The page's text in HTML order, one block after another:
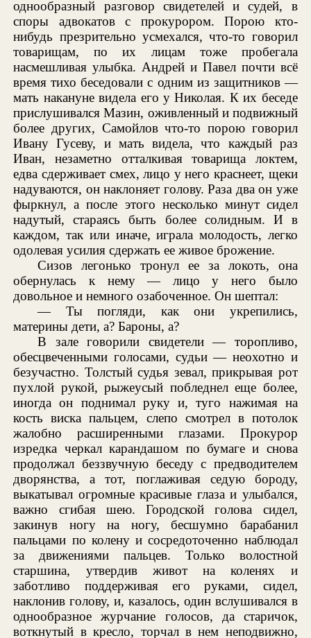
однообразный разговор свидетелей и судей, в
споры адвокатов с прокурором. Порою кто-
нибудь презрительно усмехался, что-то говорил
товарищам, по их лицам тоже пробегала
насмешливая улыбка. Андрей и Павел почти всё
время тихо беседовали с одним из защитников —
мать накануне видела его у Николая. К их беседе
прислушивался Мазин, оживленный и подвижный
более других, Самойлов что-то порою говорил
Ивану Гусеву, и мать видела, что каждый раз
Иван, незаметно отталкивая товарища локтем,
едва сдерживает смех, лицо у него краснеет, щеки
надуваются, он наклоняет голову. Раза два он уже
фыркнул, а после этого несколько минут сидел
надутый, стараясь быть более солидным. И в
каждом, так или иначе, играла молодость, легко
одолевая усилия сдержать ее живое брожение.
Сизов легонько тронул ее за локоть, она
обернулась к нему — лицо у него было
довольное и немного озабоченное. Он шептал:
— Ты погляди, как они укрепились,
материны дети, а? Бароны, а?
В зале говорили свидетели — торопливо,
обесцвеченными голосами, судьи — неохотно и
безучастно. Толстый судья зевал, прикрывая рот
пухлой рукой, рыжеусый побледнел еще более,
иногда он поднимал руку и, туго нажимая на
кость виска пальцем, слепо смотрел в потолок
жалобно расширенными глазами. Прокурор
изредка черкал карандашом по бумаге и снова
продолжал беззвучную беседу с предводителем
дворянства, а тот, поглаживая седую бороду,
выкатывал огромные красивые глаза и улыбался,
важно сгибая шею. Городской голова сидел,
закинув ногу на ногу, бесшумно барабанил
пальцами по колену и сосредоточенно наблюдал
за движениями пальцев. Только волостной
старшина, утвердив живот на коленях и
заботливо поддерживая его руками, сидел,
наклонив голову, и, казалось, один вслушивался в
однообразное журчание голосов, да старичок,
воткнутый в кресло, торчал в нем неподвижно,